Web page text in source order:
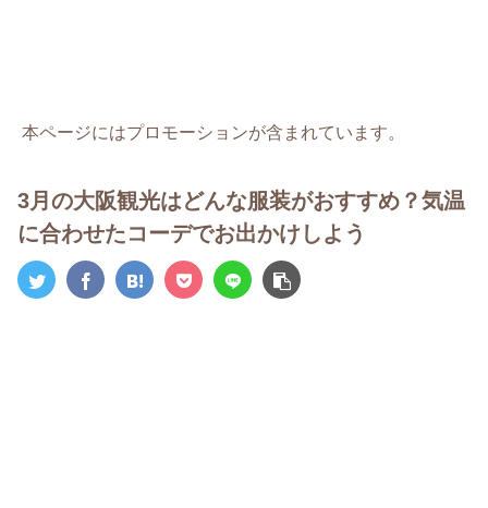
本ページにはプロモーションが含まれています。
3月の大阪観光はどんな服装がおすすめ？気温
に合わせたコーデでお出かけしよう